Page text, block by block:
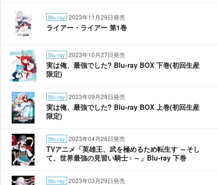
Blu-ray 2023年11月29日発売
ライアー・ライアー 第1巻
Blu-ray 2023年10月27日発売
実は俺、最強でした? Blu-ray BOX 下巻(初回生産
限定)
Blu-ray 2023年09月29日発売
実は俺、最強でした? Blu-ray BOX 上巻(初回生産
限定)
Blu-ray 2023年04月26日発売
TVアニメ「英雄王、武を極めるため転生す ～そし
て、世界最強の見習い騎士♀～」Blu-ray 下巻
Blu-ray 2023年03月29日発売